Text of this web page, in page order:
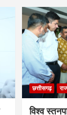
छत्तीसगढ़
विश्व